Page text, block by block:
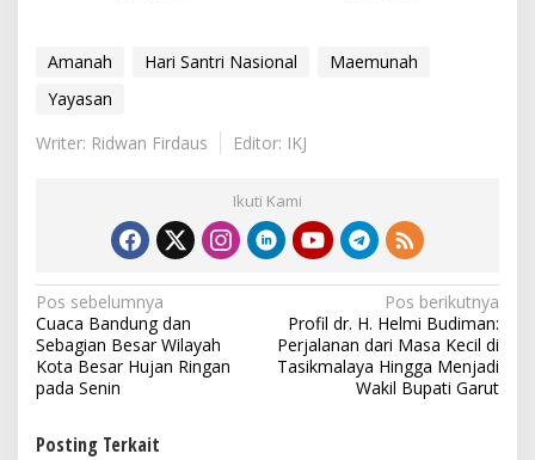
Amanah Hari Santri Nasional
Maemunah
Yayasan
Writer: Ridwan Firdaus
Editor: IKJ
Ikuti Kami
N
a
v
i
g
Pos sebelumnya
Cuaca Bandung dan
Sebagian Besar Wilayah
Kota Besar Hujan Ringan
pada Senin
Pos berikutnya
Profil dr. H. Helmi Budiman:
Perjalanan dari Masa Kecil di
Tasikmalaya Hingga Menjadi
Wakil Bupati Garut
Posting Terkait